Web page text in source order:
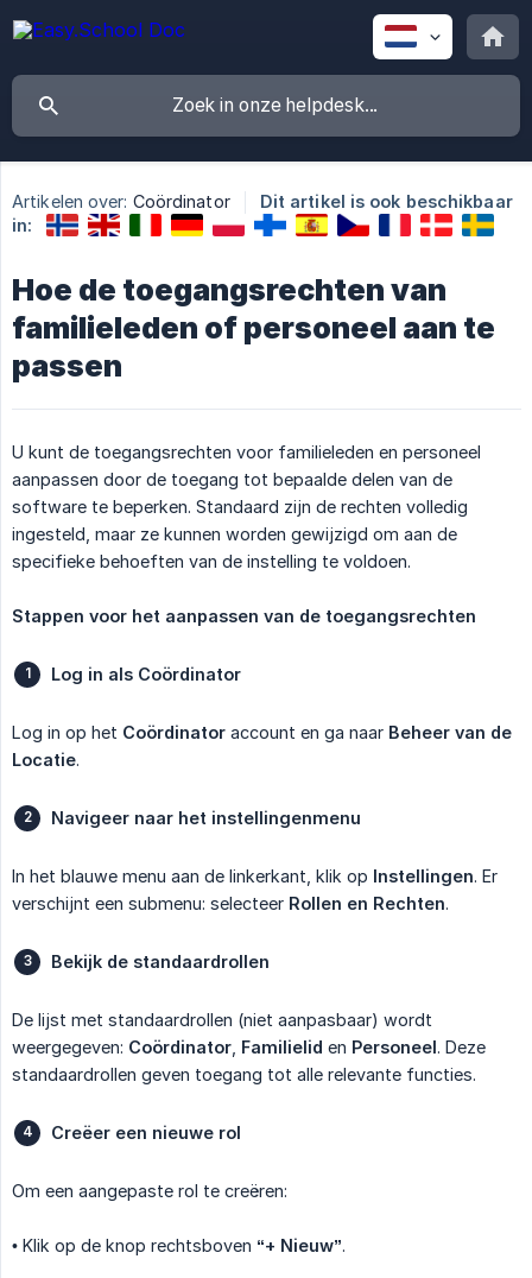
Artikelen over: Coördinator
Dit artikel is ook beschikbaar
in:
Hoe de toegangsrechten van
familieleden of personeel aan te
passen
U kunt de toegangsrechten voor familieleden en personeel
aanpassen door de toegang tot bepaalde delen van de
software te beperken. Standaard zijn de rechten volledig
ingesteld, maar ze kunnen worden gewijzigd om aan de
specifieke behoeften van de instelling te voldoen.
Stappen voor het aanpassen van de toegangsrechten
Log in als Coördinator
Log in op het Coördinator account en ga naar Beheer van de
Locatie.
Navigeer naar het instellingenmenu
In het blauwe menu aan de linkerkant, klik op Instellingen. Er
verschijnt een submenu: selecteer Rollen en Rechten.
Bekijk de standaardrollen
De lijst met standaardrollen (niet aanpasbaar) wordt
weergegeven: Coördinator Familielid en Personeel. Deze
standaardrollen geven toegang tot alle relevante functies.
Creëer een nieuwe rol
Om een aangepaste rol te creëren:
• Klik op de knop rechtsboven “+ Nieuw”.